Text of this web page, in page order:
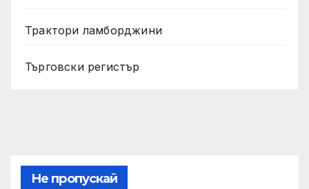
Трактори ламборджини
Търговски регистър
Не пропускай